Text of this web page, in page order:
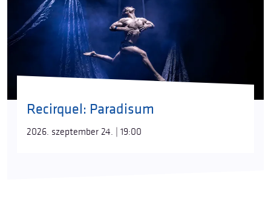
Recirquel: Paradisum
2026. szeptember 24. | 19:00